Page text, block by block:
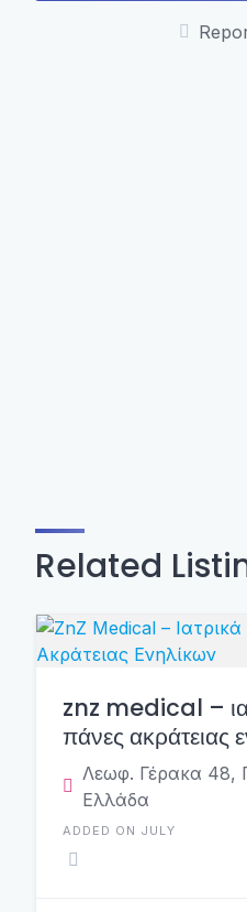
Related
znz medical –
πάνες ακράτειας
Λεωφ. Γέρακα 48,
Ελλάδα
ADDED ON JULY